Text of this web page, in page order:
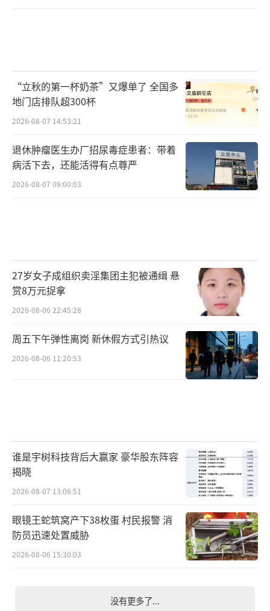
“立秋的第一杯奶茶”又爆单了 全国多
地门店排队超300杯
2026-08-07 14:53:21
退休肿瘤医生办厂招尿毒症患者：带着
病活下去，还能活得有点尊严
2026-08-07 09:00:03
27岁女子成组织卖淫集团主犯被通缉 悬
赏8万元捉拿
2026-08-06 22:45:28
周五下午弹性离岗 新休假方式引热议
2026-08-06 11:20:53
谁是宇树科技背后大赢家 豪华股东阵容
揭晓
2026-08-07 13:06:51
眼镜王蛇筑窝产下38枚蛋 村民报警 消
防员迅速处置威胁
2026-08-06 15:30:03
没有更多了...